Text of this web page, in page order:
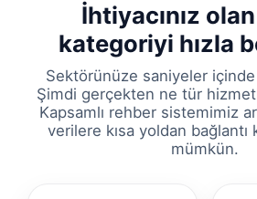
İhtiyacınız
kategoriyi hızla
Sektörünüze saniyeler içinde
Şimdi gerçekten ne tür
Kapsamlı rehber sistemimiz
verilere kısa yoldan bağlantı
mümkün.